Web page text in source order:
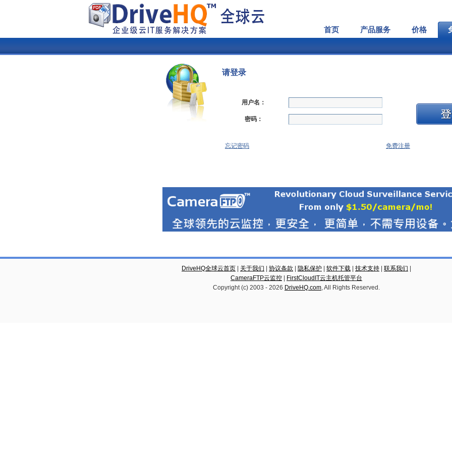
首页 产品服务 价格
请登录
用户名：
密码：
免费注册
忘记密码
DriveHQ全球云首页 关于我们 协议条款 隐私保护 软件下载 技术支持 联系我们
CameraFTP云监控
FirstCloudIT云主机托管平台
Copyright (c) 2003 - 2026 DriveHQ.com, All Rights Reserved.